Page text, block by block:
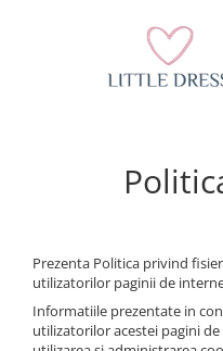
Prezenta Politica privind
utilizatorilor paginii de
Informatiile prezentate in
utilizatorilor acestei pagini